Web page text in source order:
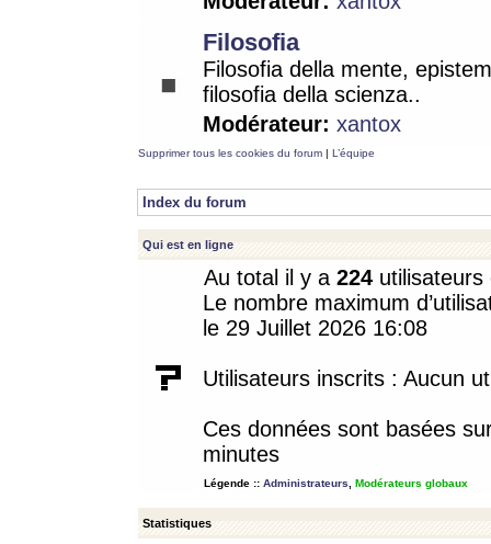
Filosofia
Filosofia della mente,
filosofia della scienza..
Modérateur: xantox
Supprimer tous les cookies du forum | L’équipe
Index du forum
Qui est en ligne
Au total il y a 224
Le nombre maximum
le 29 Juillet 2026 16:08
Utilisateurs inscrits : Aucun
Ces données sont basées
minutes
Légende :: Administrateurs Modérateurs globaux
Statistiques